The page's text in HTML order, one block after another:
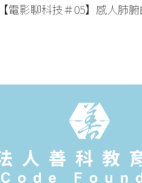
【電影聊科技＃05】感人肺